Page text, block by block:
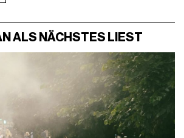
ALS NÄCHSTES LIEST